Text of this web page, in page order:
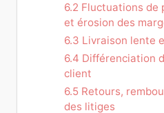
6.2 Fluctuations de
et érosion des
6.3 Livraison lente
6.4 Différenciation
client
6.5 Retours,
des litiges